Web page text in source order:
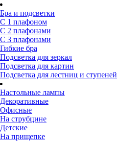
Бра и подсветки
С 1 плафоном
С 2 плафонами
С 3 плафонами
Гибкие бра
Подсветка для зеркал
Подсветка для картин
Подсветка для лестниц и ступеней
Настольные лампы
Декоративные
Офисные
На струбцине
Детские
На прищепке